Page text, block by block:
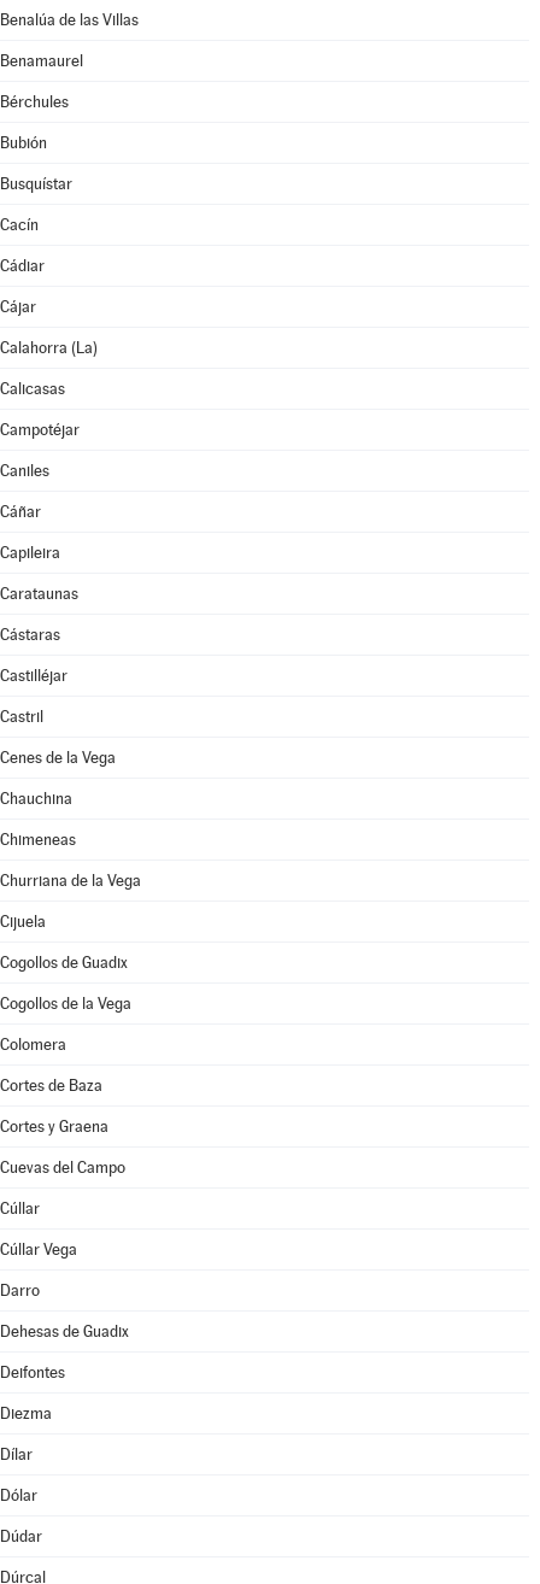
Benalúa de las Villas
Benamaurel
Bérchules
Bubión
Busquístar
Cacín
Cádiar
Cájar
Calahorra (La)
Calicasas
Campotéjar
Caniles
Cáñar
Capileira
Carataunas
Cástaras
Castilléjar
Castril
Cenes de la Vega
Chauchina
Chimeneas
Churriana de la Vega
Cijuela
Cogollos de Guadix
Cogollos de la Vega
Colomera
Cortes de Baza
Cortes y Graena
Cuevas del Campo
Cúllar
Cúllar Vega
Darro
Dehesas de Guadix
Deifontes
Diezma
Dílar
Dólar
Dúdar
Dúrcal